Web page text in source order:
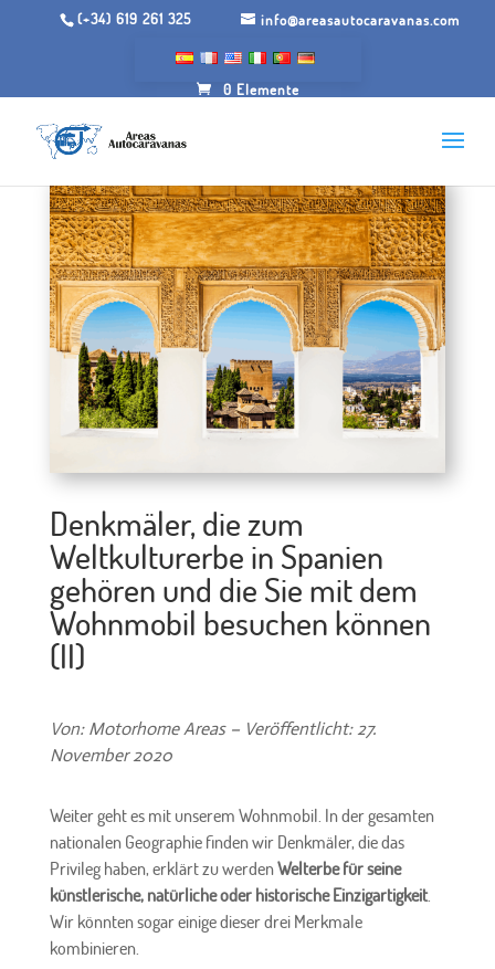
(+34) 619 261 325 info@areasautocaravanas.com
0 Elemente
Denkmäler, die zum
Weltkulturerbe in Spanien
gehören und die Sie mit dem
Wohnmobil besuchen können
(II)
Von: Motorhome Areas – Veröffentlicht: 27.
November 2020
Weiter geht es mit unserem Wohnmobil. In der gesamten
nationalen Geographie finden wir Denkmäler, die das
Privileg haben, erklärt zu werdenWelterbe für seine
künstlerische, natürliche oder historische Einzigartigkeit.
Wir könnten sogar einige dieser drei Merkmale
kombinieren.